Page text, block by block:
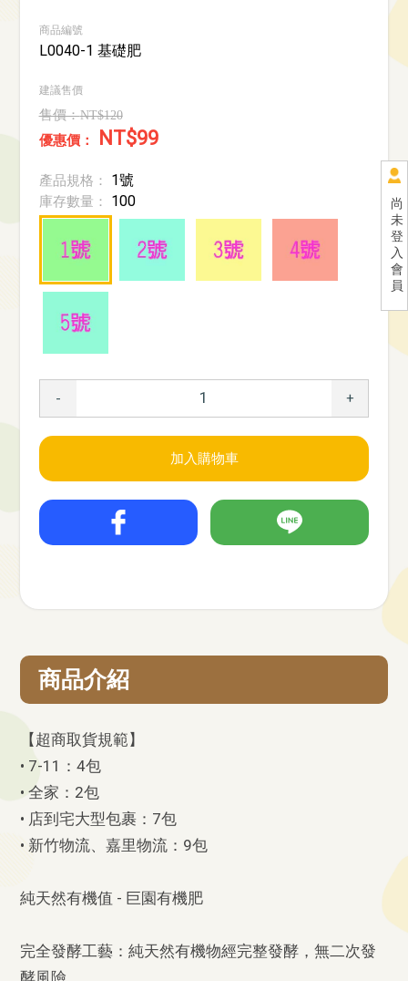
尚
未
登
入
會
員
商品編號
L0040-1 基礎肥
建議售價
NT$120
NT$99
產品規格： 1號
庫存數量： 100
- +
商品介紹
【超商取貨規範】
• 7-11：4包
• 全家：2包
• 店到宅大型包裹：7包
• 新竹物流、嘉里物流：9包
純天然有機值 - 巨園有機肥
完全發酵工藝：純天然有機物經完整發酵，無二次發